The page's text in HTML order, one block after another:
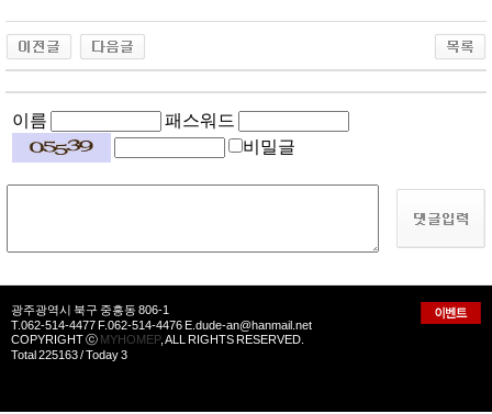
이름
패스워드
비밀글
광주광역시 북구 중흥동 806-1
T.062-514-4477 F.062-514-4476 E.dude-an@hanmail.net
COPYRIGHT ⓒ MYHOMEP, ALL RIGHTS RESERVED.
Total 225163 / Today 3